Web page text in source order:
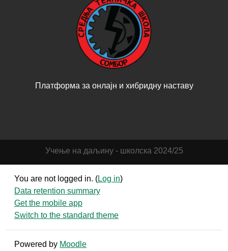
Платформа за онлајн и хибридну наставу
Учење на даљину - школска 2024/25
You are not logged in. (Log in)
Data retention summary
Get the mobile app
Switch to the standard theme
Powered by Moodle